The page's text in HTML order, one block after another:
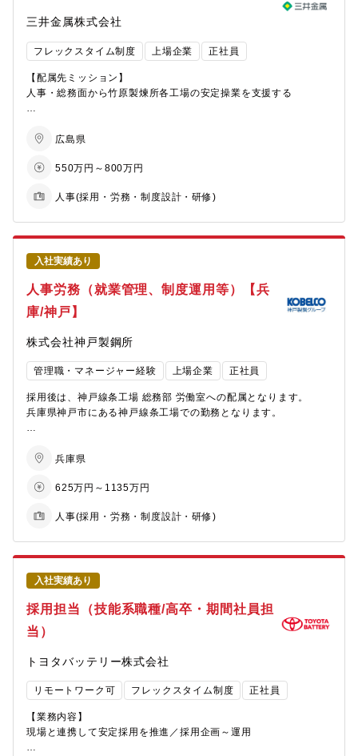
ただし、主な活動は?材統括部内の各組織から選出されたメンバー
で構成されるHRBP組織にて
HRBP組織?現在組織拡大に向けてHRBP導?PJリーダーとして本
活動を展開する兼務７名の体制で活動中（60代1?、50代1?、40
代5?、30代1?、男性
7名?性1名）
【雰囲気】
ベテランが多く、各?の仕事をしっかりこなすプロ集団です。?的
資本開示に伴って、新たなチャレン
ジに挑み始めたところであり、メンバーのモチベーションが?い部
門です。また、ベテランが多い割には
若?も意?が出しやすい、風通しの良い部門です。
事業戦略・組織課題を踏まえた要件定義
ダイレクトリクルーティング、エージェントコントロール
(2)オンボーディング・活躍支援
入社後の定着支援、早期活躍に向けた仕組みづくり
(3)採用計画の策定
事業の優先順位や組織課題に応じた要件定義と戦略設計
(4)ブランド専任担当としての事業連携
採用観点からの人材要件整理
採用で事業側を支援し、成長を後押しする役割
(5)異動、転籍、出向対応
異動、転籍、出向の調整
組織横断的な人材活用の推進
・成長期企業の“組織づくりの中心”に立てる
・“戦略HR”として採用力強化を進めるフェーズ
外部からのHR採用を積極的に行い、採用力の強化に取り組んで
います。
採用手法の高度化、選考体験の向上、採用データ分析など、
す。
【組織情報】
・人事本部 人材戦略部 中途採用課：15名
スなど幅広い職種を対象に中途採用活動を行っております。
※お任せする職種はご経験、ご志向に合わせて決定いたします。
三井金属株式会社
フレックスタイム制度 上場企業 正社員
【配属先ミッション】
人事・総務面から竹原製煉所各工場の安定操業を支援する
総務課には、経理担当と総務担当があり、今回の募集職場である
り、平均年齢は約40歳で中途採用者は1名です。職場の雰囲気は和
囲気があるので中途採用者の方も業務を早期にキャッチアップし
時間外労働の実績は月平均15時間であり（休日労働はほぼ発生し
暇などにも対応できる職場体制なので、ワークライフバランスを
保ちながら働くことができます。全社賃金担当者の会合などへの
出張機会があり、年５～１０回程度の出張があり他拠点との交流
や知見の共有も図れます。出張はご家庭の都合などによって考
【業務内容・成長ステップ】
入社後は賃金計算業務（所得税・社会保険等）を中心にご担当い
ただき、当社における賃金計算業務の基礎をしっかり習得いただ
きます。（当社において賃金計算はタイムプロやSAPといったシ
働きがい・エンゲージメントの向上に取り組んでおり、竹原製煉
を通してPDCAサイクルを回すことによりエンゲージメントの向
に関してもご担当頂きたいと考えております。
・賃金計算（所得税・社会保険等）
・研修の企画・運営
・ストレスチェックやエンゲージメント調査の運営
・採用業務
・社内イベント企画・運営（永年勤続表彰、スポーツ行事など）
・庶務業務（来客対応、備品管理 等）
【業務の面白み/魅力】
・事業所の運営を支えるバックオフィス業務であり、社員一人ひ
とりを支える実感を得られる仕事です。
広島県
550万円～800万円
人事(採用・労務・制度設計・研修)
入社実績あり
人事労務（就業管理、制度運用等）【兵
庫/神戸】
株式会社神戸製鋼所
管理職・マネージャー経験 上場企業 正社員
採用後は、神戸線条工場 総務部 労働室への配属となります。
兵庫県神戸市にある神戸線条工場での勤務となります。
・就業管理、異動、昇格・評価などの制度運用・労務管理
・労働組合対応
・基幹職の新卒・キャリア採用、各種階層別教育の企画・運営
人事の仕事は、制度を机上で運用するだけではなく、現場と直接
い、調整・解決していくことが中心となります。また、制度を適
切に運用するためには、現場の状況や個別の事情を把握した上
で、丁寧な説明や対話を行うことが不可欠です。「現場がスムー
ズに動けるように裏方として支える」という、地道で実務的な対
キャリア入社の方には、これまでのご経験や当社にはない視点を
積極的に活かしていただくことを期待しています。現場の声を踏
まえた上で、多様な人材の活躍推進や、働きがい・働きやすさの
向上につながる施策について、一歩踏み込んだ提案も積極的に行
兵庫県
625万円～1135万円
人事(採用・労務・制度設計・研修)
入社実績あり
採用担当（技能系職種/高卒・期間社員担
当）
トヨタバッテリー株式会社
リモートワーク可 フレックスタイム制度 正社員
【業務内容】
現場と連携して安定採用を推進／採用企画～運用